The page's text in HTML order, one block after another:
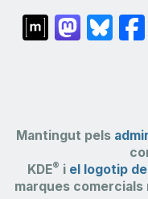
Mantingut pels
KDE® i el logotip
marques